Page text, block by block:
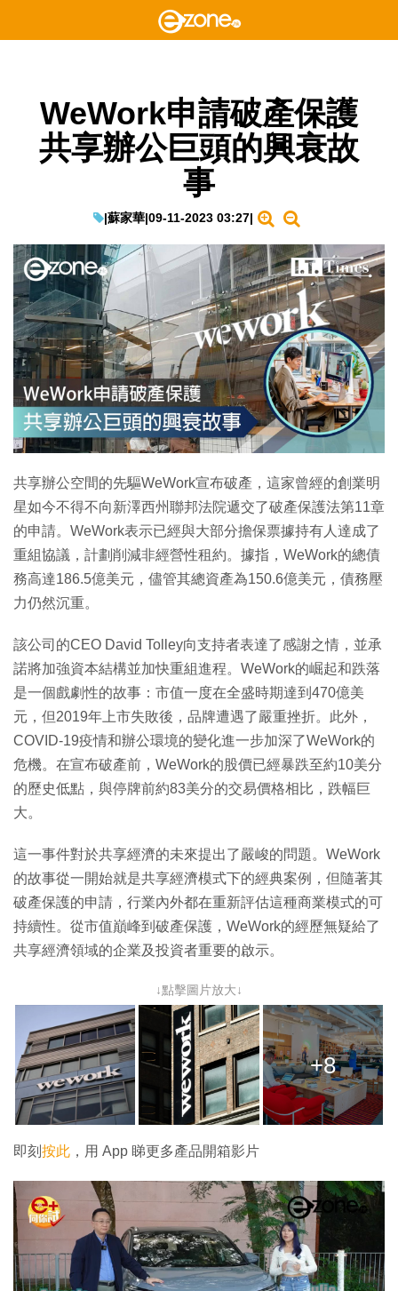
WeWork申請破產保護
共享辦公巨頭的興衰故
事
|蘇家華|09-11-2023 03:27|
共享辦公空間的先驅WeWork宣布破產，這家曾經的創業明
星如今不得不向新澤西州聯邦法院遞交了破產保護法第11章
的申請。WeWork表示已經與大部分擔保票據持有人達成了
重組協議，計劃削減非經營性租約。據指，WeWork的總債
務高達186.5億美元，儘管其總資產為150.6億美元，債務壓
力仍然沉重。
該公司的CEO David Tolley向支持者表達了感謝之情，並承
諾將加強資本結構並加快重組進程。WeWork的崛起和跌落
是一個戲劇性的故事：市值一度在全盛時期達到470億美
元，但2019年上市失敗後，品牌遭遇了嚴重挫折。此外，
COVID-19疫情和辦公環境的變化進一步加深了WeWork的
危機。在宣布破產前，WeWork的股價已經暴跌至約10美分
的歷史低點，與停牌前約83美分的交易價格相比，跌幅巨
大。
這一事件對於共享經濟的未來提出了嚴峻的問題。WeWork
的故事從一開始就是共享經濟模式下的經典案例，但隨著其
破產保護的申請，行業內外都在重新評估這種商業模式的可
持續性。從市值巔峰到破產保護，WeWork的經歷無疑給了
共享經濟領域的企業及投資者重要的啟示。
↓點擊圖片放大↓
+8
即刻 按此 ，用 App 睇更多產品開箱影片